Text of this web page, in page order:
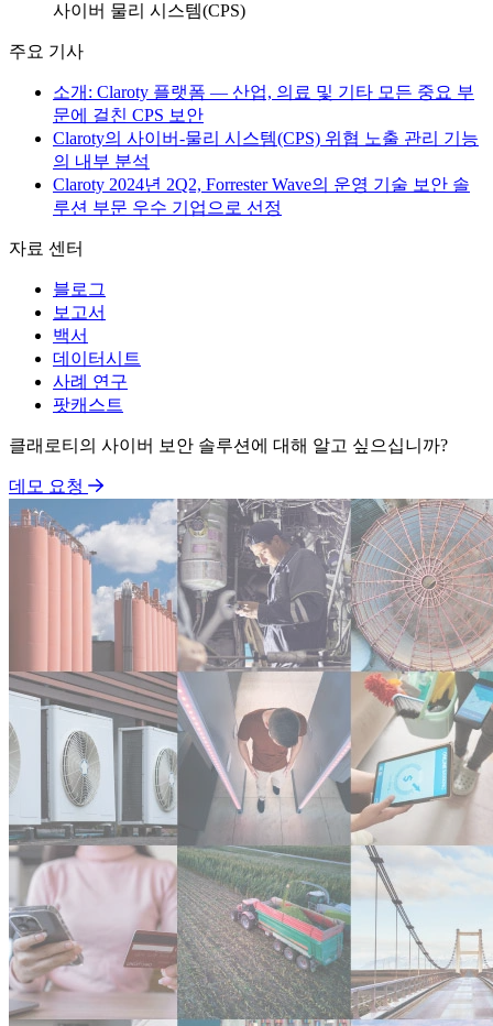
사이버 물리 시스템(CPS)
주요 기사
소개: Claroty 플랫폼 — 산업, 의료 및 기타 모든 중요 부
문에 걸친 CPS 보안
Claroty의 사이버-물리 시스템(CPS) 위협 노출 관리 기능
의 내부 분석
Claroty 2024년 2Q2, Forrester Wave의 운영 기술 보안 솔
루션 부문 우수 기업으로 선정
자료 센터
블로그
보고서
백서
데이터시트
사례 연구
팟캐스트
클래로티의 사이버 보안 솔루션에 대해 알고 싶으십니까?
데모 요청